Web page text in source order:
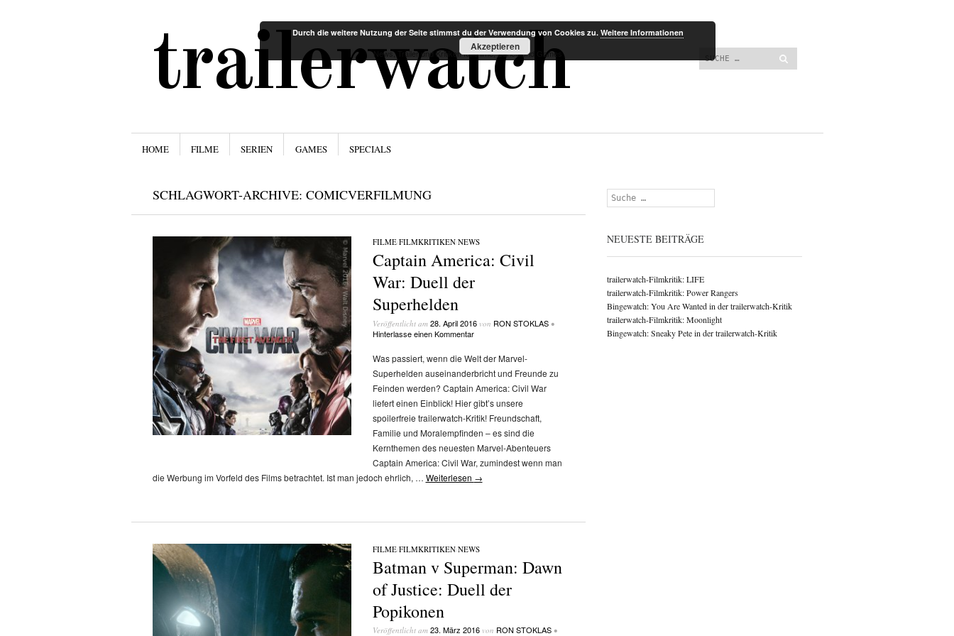
trailerwatch
News, Trailer und Kritiken für Filme, Serien und Games Suchen
Menü
Zum Inhalt springen
ZUM INHALT SPRINGEN
HOME FILME SERIEN GAMES SPECIALS
SCHLAGWORT-ARCHIVE: COMICVERFILMUNG
FILME/FILMKRITIKEN/NEWS
Captain America: Civil
War: Duell der
Superhelden
Veröffentlicht am 28. April 2016von RON STOKLAS •
Hinterlasse einen Kommentar
Was passiert, wenn die Welt der Marvel-
Superhelden auseinanderbricht und Freunde zu
Feinden werden? Captain America: Civil War
liefert einen Einblick! Hier gibt’s unsere
spoilerfreie trailerwatch-Kritik! Freundschaft,
Familie und Moralempfinden – es sind die
Kernthemen des neuesten Marvel-Abenteuers
Captain America: Civil War, zumindest wenn man
die Werbung im Vorfeld des Films betrachtet. Ist man jedoch ehrlich, … Weiterlesen →
FILME/FILMKRITIKEN/NEWS
Batman v Superman: Dawn
of Justice: Duell der
Popikonen
Veröffentlicht am 23. März 2016von RON STOKLAS •
Suchen
NEUESTE BEITRÄGE
trailerwatch-Filmkritik: LIFE
trailerwatch-Filmkritik: Power Rangers
Bingewatch: You Are Wanted in der trailerwatch-Kritik
trailerwatch-Filmkritik: Moonlight
Bingewatch: Sneaky Pete in der trailerwatch-Kritik
Durch die weitere Nutzung der Seite stimmst du der Verwendung von Cookies zu. Weitere Informationen
Akzeptieren